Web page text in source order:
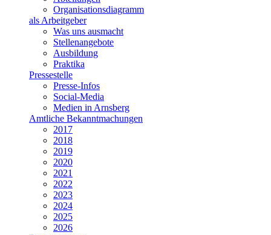
Organisationsdiagramm
als Arbeitgeber
Was uns ausmacht
Stellenangebote
Ausbildung
Praktika
Pressestelle
Presse-Infos
Social-Media
Medien in Arnsberg
Amtliche Bekanntmachungen
2017
2018
2019
2020
2021
2022
2023
2024
2025
2026